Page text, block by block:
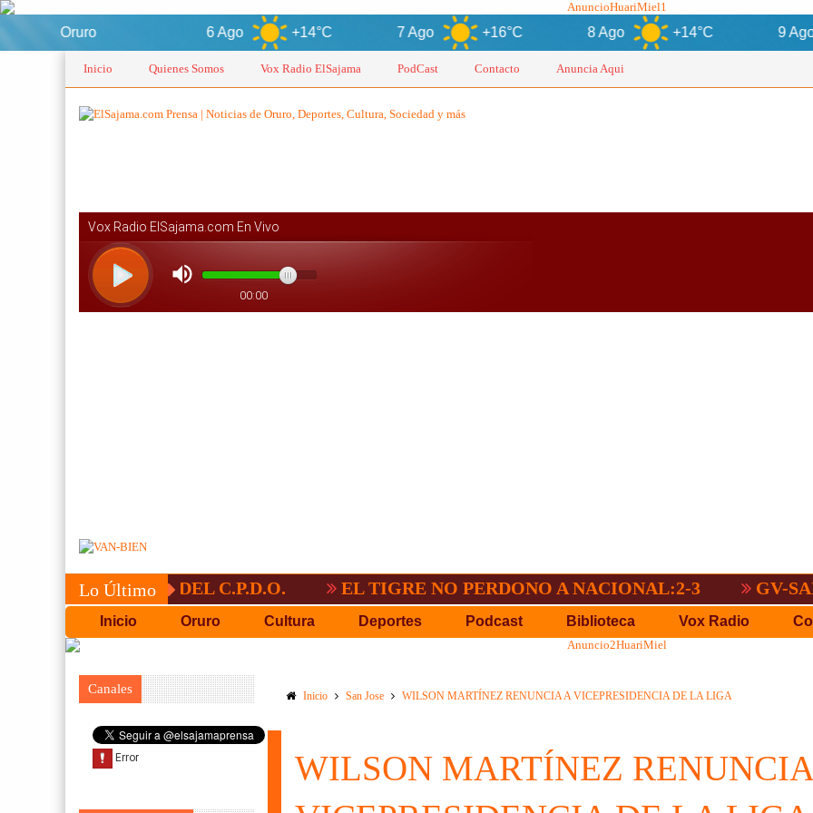
+14°C +16°C +14°C
Inicio Quienes Somos Vox Radio ElSajama PodCast Contacto Anuncia Aqui
Lo ÚltimoDEL C.P.D.O. EL TIGRE NO PERDONO A NACIONAL:2-3 GV-SAN
Inicio Oruro Cultura Deportes Podcast Biblioteca Vox Radio
Canales Inicio San Jose WILSON MARTÍNEZ RENUNCIA A VICEPRESIDENCIA DE LA LIGA
WILSON MARTÍNEZ